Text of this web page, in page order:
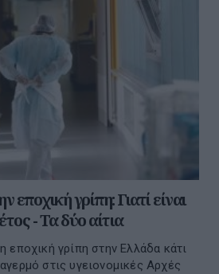
εποχική γρίπη: Γιατί είναι
- Τα δύο αίτια
εποχική γρίπη στην Ελλάδα κάτι
στις υγειονομικές Αρχές